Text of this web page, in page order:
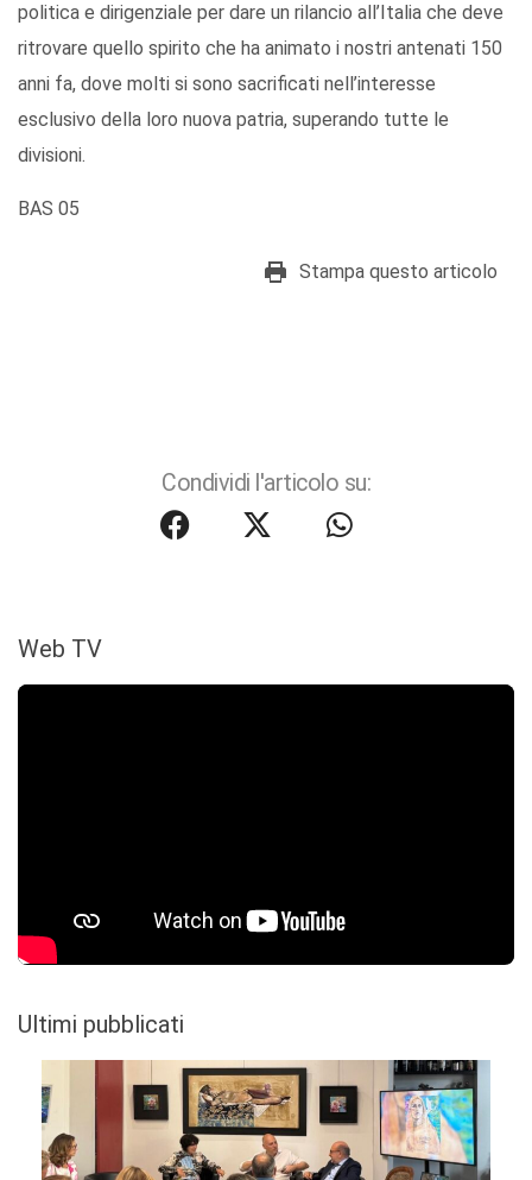
politica e dirigenziale per dare un rilancio all’Italia che deve
ritrovare quello spirito che ha animato i nostri antenati 150
anni fa, dove molti si sono sacrificati nell’interesse
esclusivo della loro nuova patria, superando tutte le
divisioni.
BAS 05
Stampa questo articolo
Condividi l'articolo su:
Web TV
Ultimi pubblicati